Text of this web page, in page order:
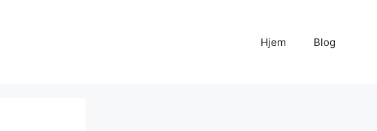
Hjem Blog